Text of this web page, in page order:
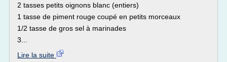
2 tasses petits oignons blanc (entiers)
1 tasse de piment rouge coupé en petits morceaux
1/2 tasse de gros sel à marinades
3...
Lire la suite